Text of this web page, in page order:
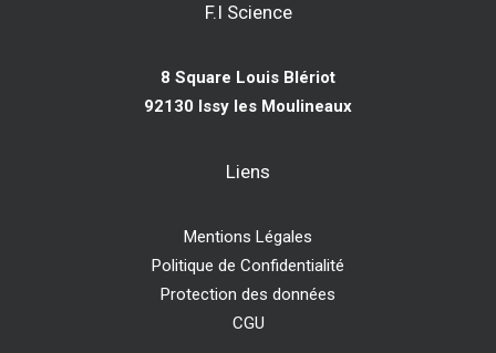
F.I Science
8 Square Louis Blériot
92130 Issy les Moulineaux
Liens
Mentions Légales
Politique de Confidentialité
Protection des données
CGU